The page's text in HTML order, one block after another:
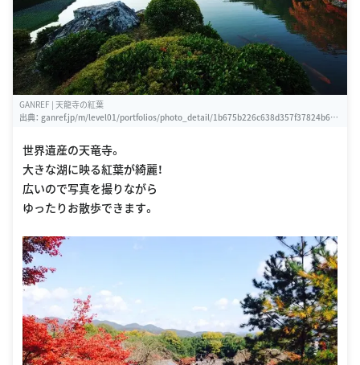
GANREF | 天龍寺の紅葉
出典： ganref.jp/m/level01/portfolios/photo_detail/1b675b226c638d357f37824b675
世界遺産の天竜寺。
大きな湖に映る紅葉が綺麗！
広いので写真を撮りながら
ゆったりお散歩できます。